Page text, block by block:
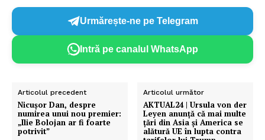
Urmărește-ne pe Telegram
Intră pe canalul WhatsApp
Articolul precedent
Nicușor Dan, despre
numirea unui nou premier:
„Ilie Bolojan ar fi foarte
potrivit”
Articolul următor
AKTUAL24 | Ursula von der
Leyen anunță că mai multe
țări din Asia și America se
alătură UE în lupta contra